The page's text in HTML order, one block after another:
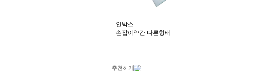
인박스
손잡이약간 다른형태
추천하기